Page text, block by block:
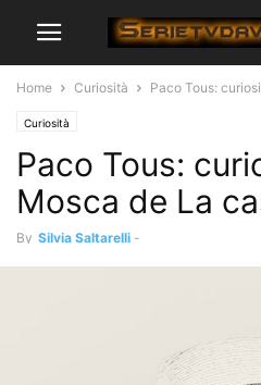
Home Curiosità Paco Tous:
Curiosità
Paco Tous:
Mosca de La
By Silvia Saltarelli -